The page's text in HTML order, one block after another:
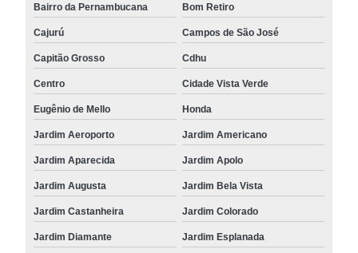
Bairro da Pernambucana Bom Retiro
Cajurú Campos de São José
Capitão Grosso Cdhu
Centro Cidade Vista Verde
Eugênio de Mello Honda
Jardim Aeroporto Jardim Americano
Jardim Aparecida Jardim Apolo
Jardim Augusta Jardim Bela Vista
Jardim Castanheira Jardim Colorado
Jardim Diamante Jardim Esplanada